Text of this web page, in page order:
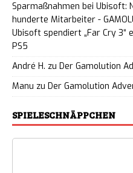
Sparmaßnahmen bei
hunderte Mitarbeiter -
Ubisoft spendiert „Far Cry 3“
PS5
André H. zu Der Gamolution
Manu zu Der Gamolution
SPIELESCHNÄPPCHEN